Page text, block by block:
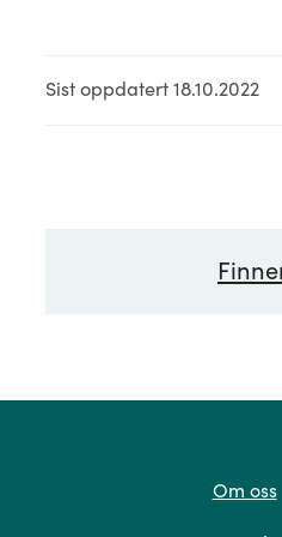
Sist oppdatert 18.10.2022
Om oss